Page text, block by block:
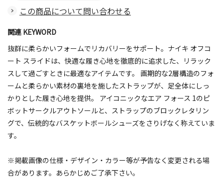
この商品について問い合わせる
関連 KEYWORD
抜群に柔らかいフォームでリカバリーをサポート。ナイキ オフコ
ート スライドは、快適な履き心地を徹底的に追求した、リラック
スして過ごすときに最適なアイテムです。 画期的な2層構造のフォ
ームと柔らかい素材の裏地を施したストラップが、足全体にしっ
かりとした履き心地を提供。 アイコニックなエア フォース 1のピ
ボットサークルアウトソールと、ストラップのブロックレタリン
グで、伝統的なバスケットボールシューズをさりげなく称えていま
す。
※掲載画像の仕様・デザイン・カラー等が予告なく変更される場
合があります。あらかじめご了承下さい。